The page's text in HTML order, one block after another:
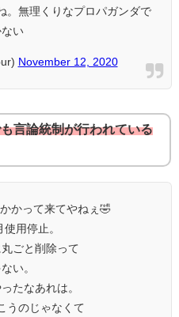
。無理くりなプロパガンダで
ない
November 12, 2020
言論統制が行われている
かって来てやねぇ🤣
用停止。
ごと削除って
い。
たなあれは。
うのじゃなくて